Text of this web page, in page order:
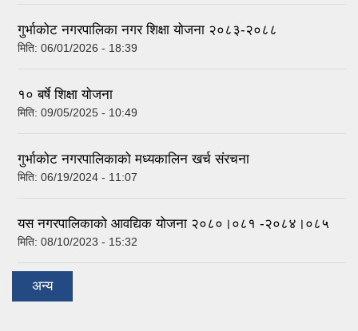
गुर्भाकोट नगरपालिका नगर शिक्षा योजना २०८३-२०८८
मिति: 06/01/2026 - 18:39
१० बर्षे शिक्षा योजना
मिति: 09/05/2025 - 10:49
गुर्भाकोट नगरपालिकाको मध्यकालिन खर्च संरचना
मिति: 06/19/2024 - 11:07
यस नगरपालिकाको आवद्यिक योजना २०८०।०८१ -२०८४।०८५
मिति: 08/10/2023 - 15:32
अन्य